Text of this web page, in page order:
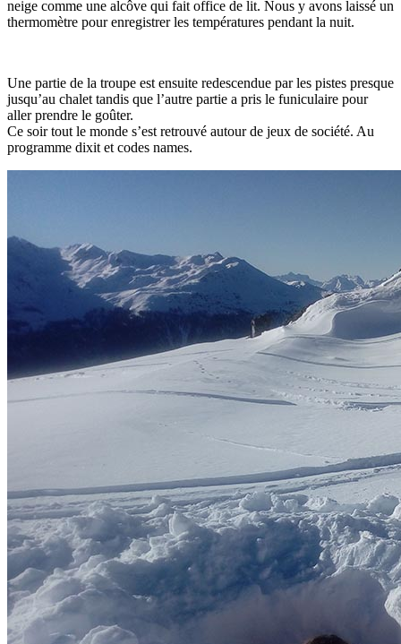
neige comme une alcôve qui fait office de lit. Nous y avons laissé un
thermomètre pour enregistrer les températures pendant la nuit.
Une partie de la troupe est ensuite redescendue par les pistes presque
jusqu’au chalet tandis que l’autre partie a pris le funiculaire pour
aller prendre le goûter.
Ce soir tout le monde s’est retrouvé autour de jeux de société. Au
programme dixit et codes names.